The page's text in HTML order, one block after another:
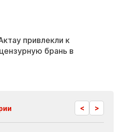
привлекли к
брань в
< >